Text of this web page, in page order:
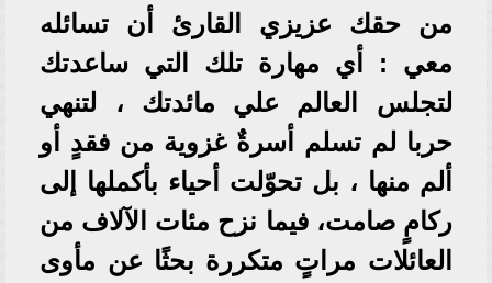
من حقك عزيزي القارئ أن تسائله
معي : أي مهارة تلك التي ساعدتك
لتجلس العالم علي مائدتك ، لتنهي
حربا لم تسلم أسرةٌ غزوية من فقدٍ أو
ألم منها ، بل تحوّلت أحياء بأكملها إلى
ركامٍ صامت، فيما نزح مئات الآلاف من
العائلات مراتٍ متكررة بحثًا عن مأوى